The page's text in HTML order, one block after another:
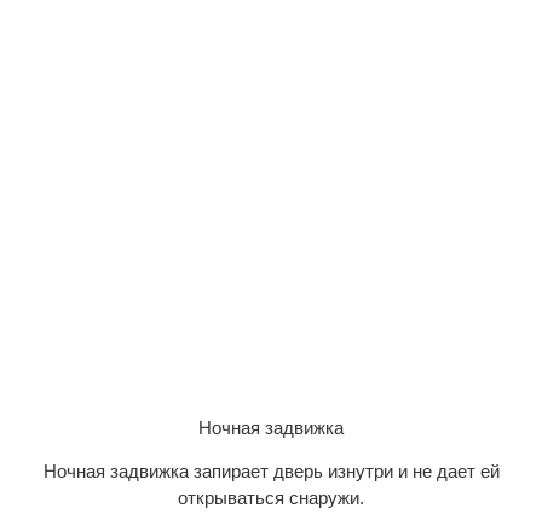
Ночная задвижка
Ночная задвижка запирает дверь изнутри и не дает ей
открываться снаружи.